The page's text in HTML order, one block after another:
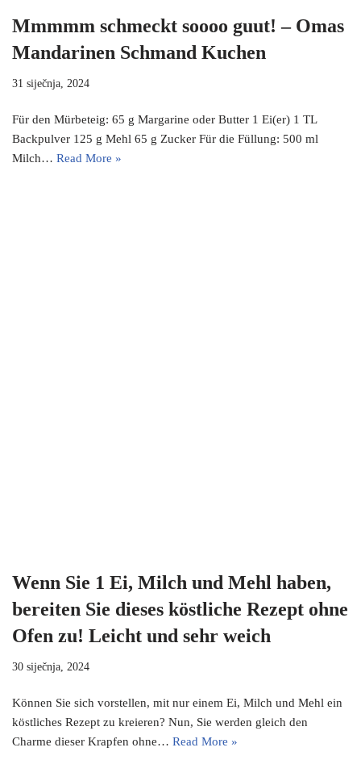
Mmmmm schmeckt soooo guut! – Omas
Mandarinen Schmand Kuchen
31 siječnja, 2024
Für den Mürbeteig: 65 g Margarine oder Butter 1 Ei(er) 1 TL
Backpulver 125 g Mehl 65 g Zucker Für die Füllung: 500 ml
Milch… Read More »
Wenn Sie 1 Ei, Milch und Mehl haben,
bereiten Sie dieses köstliche Rezept ohne
Ofen zu! Leicht und sehr weich
30 siječnja, 2024
Können Sie sich vorstellen, mit nur einem Ei, Milch und Mehl ein
köstliches Rezept zu kreieren? Nun, Sie werden gleich den
Charme dieser Krapfen ohne… Read More »